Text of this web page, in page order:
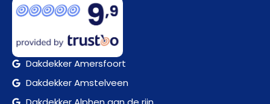
Dakdekker Amersfoort
Dakdekker Amstelveen